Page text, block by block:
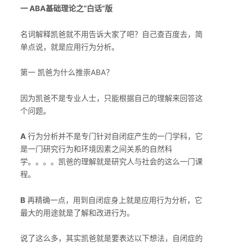
一 ABA基础理论之“白话”版
名词解释凯爸就不用告诉大家了吧？自己查百度去，简
单点说，就是应用行为分析。
第一 凯爸为什么推崇ABA？
因为凯爸不是专业人士，只能根据自己的理解来回答这
个问题。
A 行为分析并不是专门针对自闭症产生的一门学科，它
是一门研究行为和环境因素之间关系的自然科
学。。。。凯爸的理解就是研究人与社会的这么一门课
程。
B 再精确一点，用到自闭症身上就是应用行为分析，它
最大的用途就是了解和改进行为。
说了这么多，其实凯爸就是要表达以下想法，自闭症的